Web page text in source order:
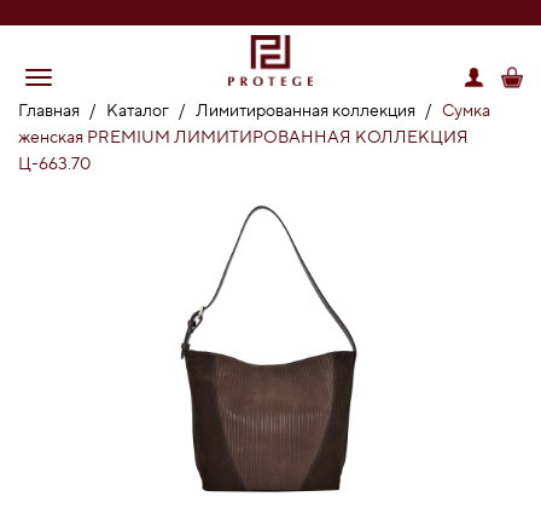
Главная / Каталог / Лимитированная коллекция / Сумка
женская PREMIUM ЛИМИТИРОВАННАЯ КОЛЛЕКЦИЯ
Ц-663.70